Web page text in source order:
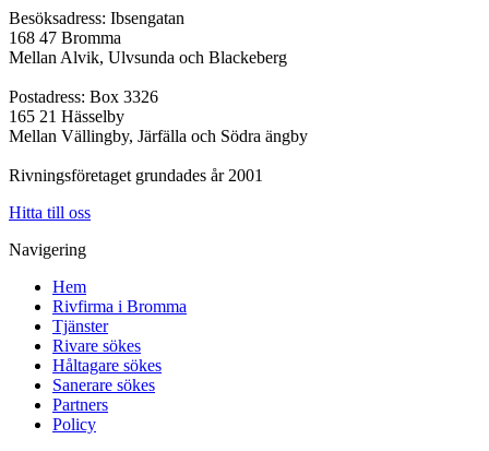
Besöksadress: Ibsengatan
168 47 Bromma
Mellan Alvik, Ulvsunda och Blackeberg
Postadress: Box 3326
165 21 Hässelby
Mellan Vällingby, Järfälla och Södra ängby
Rivningsföretaget grundades år 2001
Hitta till oss
Navigering
Hem
Rivfirma i Bromma
Tjänster
Rivare sökes
Håltagare sökes
Sanerare sökes
Partners
Policy